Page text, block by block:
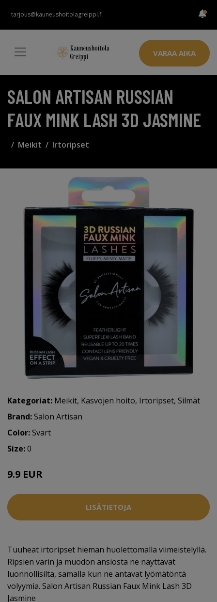
tarjous@kauneushoitolagreippi.fi
VARAA AIKA
SALON ARTISAN RUSSIAN
FAUX MINK LASH 3D JASMINE
Meikit Irtoripset
Kategoriat: Meikit, Kasvojen hoito, Irtoripset, Silmät
Brand:Salon Artisan
Color:Svart
Size:0
9.9 EUR
LISÄTIETOJA
Tuuheat irtoripset hieman huolettomalla viimeistelyllä.
Ripsien värin ja muodon ansiosta ne näyttävät
luonnollisilta, samalla kun ne antavat lyömätöntä
volyymia. Salon Artisan Russian Faux Mink Lash 3D
Jasmine